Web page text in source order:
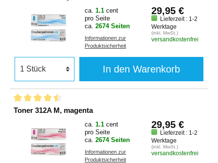
ca. 1.1 cent
pro Seite
ca. 2674 Seiten
Informationen zur
Produktsicherheit
29,95 €
Lieferzeit : 1-2
Werktage
(inkl. MwSt.)
versandkostenfrei
In den Warenkorb
Toner 312A M, magenta
ca. 1.1 cent
pro Seite
ca. 2674 Seiten
Informationen zur
Produktsicherheit
29,95 €
Lieferzeit : 1-2
Werktage
(inkl. MwSt.)
versandkostenfrei